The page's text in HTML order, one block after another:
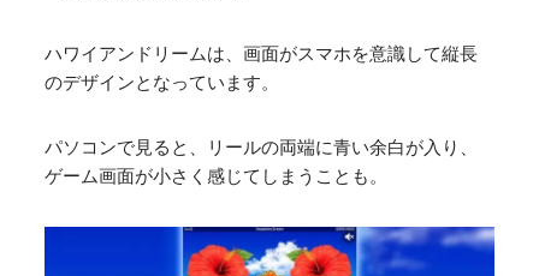
ハワイアンドリームは、画面がスマホを意識して縦長
のデザインとなっています。
パソコンで見ると、リールの両端に青い余白が入り、
ゲーム画面が小さく感じてしまうことも。